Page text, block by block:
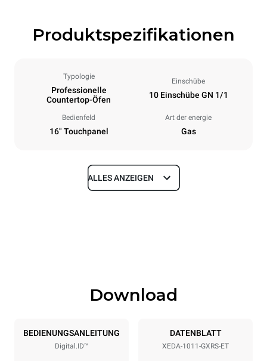
Produktspezifikationen
Typologie
Professionelle
Countertop-Öfen
Einschübe
10 Einschübe GN 1/1
Bedienfeld
16" Touchpanel
Art der energie
Gas
Maße
Spezifikationen der behälter
10 GN 1/1
Abstand zwischen den Schalen
ALLES ANZEIGEN
Download
BEDIENUNGSANLEITUNG
Digital.ID™
DATENBLATT
XEDA-1011-GXRS-ET